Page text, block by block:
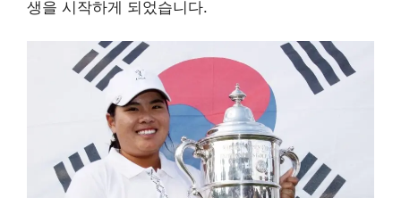
생을 시작하게 되었습니다.